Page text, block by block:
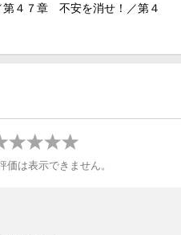
４７章 不安を消せ！／第４
は表示できません。